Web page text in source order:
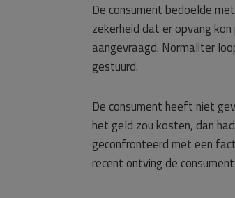
De consument bedoelde
zekerheid dat er opvang
aangevraagd. Normaliter
gestuurd.
De consument heeft niet
het geld zou kosten, dan
geconfronteerd met een
recent ontving de